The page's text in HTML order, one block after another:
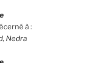
à :
Nedra